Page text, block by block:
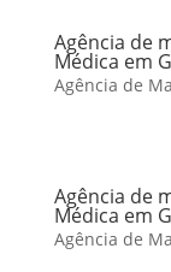
Agência de
Médica em
Agência de
Agência de
Médica em
Agência de